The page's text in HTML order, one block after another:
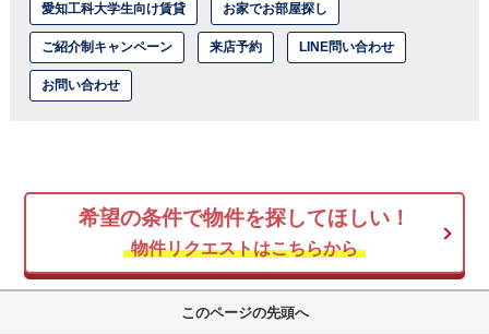
愛知工科大学生向け賃貸 お家でお部屋探し
ご紹介制キャンペーン 来店予約 LINE問い合わせ
お問い合わせ
希望の条件で物件を探してほしい！
物件リクエストはこちらから
このページの先頭へ